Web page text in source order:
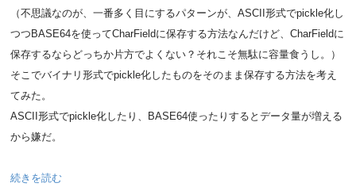
（不思議なのが、一番多く目にするパターンが、ASCII形式でpickle化し
つつBASE64を使ってCharFieldに保存する方法なんだけど、CharFieldに
保存するならどっちか片方でよくない？それこそ無駄に容量食うし。）
そこでバイナリ形式でpickle化したものをそのまま保存する方法を考え
てみた。
ASCII形式でpickle化したり、BASE64使ったりするとデータ量が増える
から嫌だ。
続きを読む